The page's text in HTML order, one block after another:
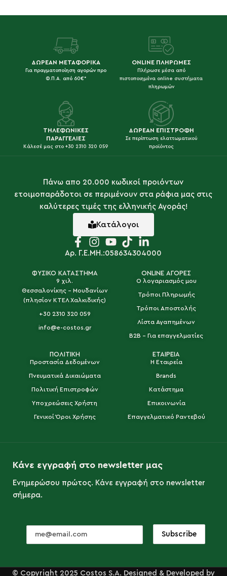
ΔΩΡΕΑΝ ΜΕΤΑΦΟΡΙΚΑ
Για πραγματοποίηση αγορών προ
Φ.Π.Α. από 60€*
ONLINE ΠΛΗΡΩΜΕΣ
Πλήρωσε μέσα από
πιστοποιημένα online συστήματα
πληρωμών
ΤΗΛΕΦΩΝΙΚΕΣ
ΠΑΡΑΓΓΕΛΙΕΣ
Κάλεσέ μας στο +30 2310 320 059
ΔΩΡΕΑΝ ΕΠΙΣΤΡΟΦΗ
Σε περίπτωση ελαττωματικού
προϊόντος
Πάνω απο 20.000 κωδικοί προιόντων
ετοιμοπαράδοτοι σε περιμένουν στα ράφια μας στις
καλύτερες τιμές της ελληνικής Αγοράς!
Κατάλογοι
Αρ. Γ.Ε.ΜΗ.:058634304000
ΦΥΣΙΚΟ ΚΑΤΑΣΤΗΜΑ
9 χιλ.
Θεσσαλονίκης - Μουδανίων
(πλησίον ΚΤΕΛ Χαλκιδικής)
+30 2310 320 059
info@e-costos.gr
ONLINE ΑΓΟΡΕΣ
Ο λογαριασμός μου
Τρόποι Πληρωμής
Τρόποι Αποστολής
Λίστα Αγαπημένων
B2B - Για επαγγελματίες
ΠΟΛΙΤΙΚΗ
Προστασία Δεδομένων
Πνευματικά Δικαιώματα
Πολιτική Επιστροφών
Υποχρεώσεις Χρήστη
Γενικοί Όροι Χρήσης
ΕΤΑΙΡΕΙΑ
Η Εταιρεία
Brands
Κατάστημα
Επικοινωνία
Επαγγελματικό Ραντεβού
Κάνε εγγραφή στο newsletter μας
Ενημερώσου πρώτος. Κάνε εγγραφή στο newsletter
σήμερα.
© Copyright 2025 Costos S.A. Designed & Developed by